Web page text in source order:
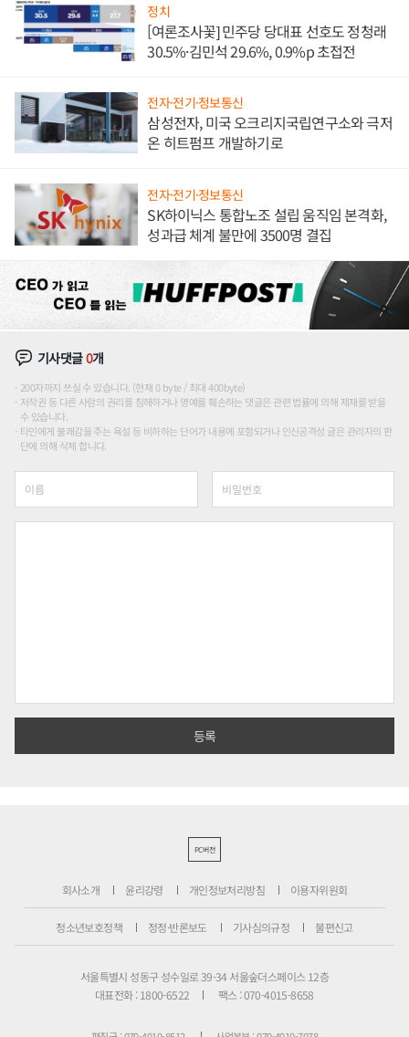
정치
[여론조사꽃] 민주당 당대표 선호도 정청래
30.5%·김민석 29.6%, 0.9%p 초접전
전자·전기·정보통신
삼성전자, 미국 오크리지국립연구소와 극저
온 히트펌프 개발하기로
전자·전기·정보통신
SK하이닉스 통합노조 설립 움직임 본격화,
성과급 체계 불만에 3500명 결집
기사댓글0개
200자까지 쓰실 수 있습니다. (현재 0 byte / 최대 400byte)
저작권 등 다른 사람의 권리를 침해하거나 명예를 훼손하는 댓글은 관련 법률에 의해 제재를 받을
수 있습니다.
타인에게 불쾌감을 주는 욕설 등 비하하는 단어가 내용에 포함되거나 인신공격성 글은 관리자의 판
단에 의해 삭제 합니다.
PC버전
회사소개 윤리강령 개인정보처리방침 이용자위원회
청소년보호정책 정정·반론보도 기사심의규정 불편신고
서울특별시 성동구 성수일로 39-34 서울숲더스페이스 12층
대표전화 : 1800-6522
팩스 : 070-4015-8658